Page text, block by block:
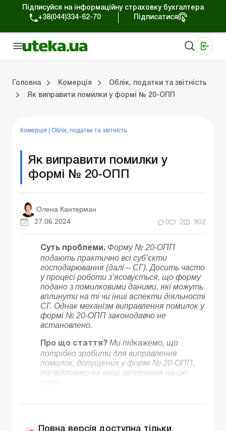
Підписуйся на інформаційну страховку бухгалтера
+38(044)334-62-70
Підписатися
Головна Комерція
Облік, податки та звiтнiсть
Як виправити помилки у формі № 20-ОПП
Комерція Облік, податки та звiтнiсть
Як виправити помилки у
формі № 20-ОПП
Олена Кантерман
27.06.2024
0 2 902
Суть проблеми. Форму № 20-ОПП
подають практично всі суб’єкти
господарювання (далі – СГ). Досить часто
у процесі роботи з’ясовується, що форму
подано з помилковими даними, які можуть
вплинути на ті чи інші аспекти діяльності
СГ. Однак механізм виправлення помилок у
формі № 20-ОПП законодавчо не
встановлено.
Про що стаття? Ми підкажемо, що
потрібно зробити для виправлення
помилок, допущених у формі № 20-ОПП,
та відповімо на ваші запитання на цю
Повна версія доступна тільки